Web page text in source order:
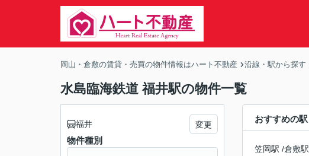
岡山・倉敷の賃貸・売買の物件情報はハート不動産 沿線・駅から探す
水島臨海鉄道 福井駅の物件一覧
おすすめの駅
笠岡駅 /倉敷駅
福井 変更
物件種別